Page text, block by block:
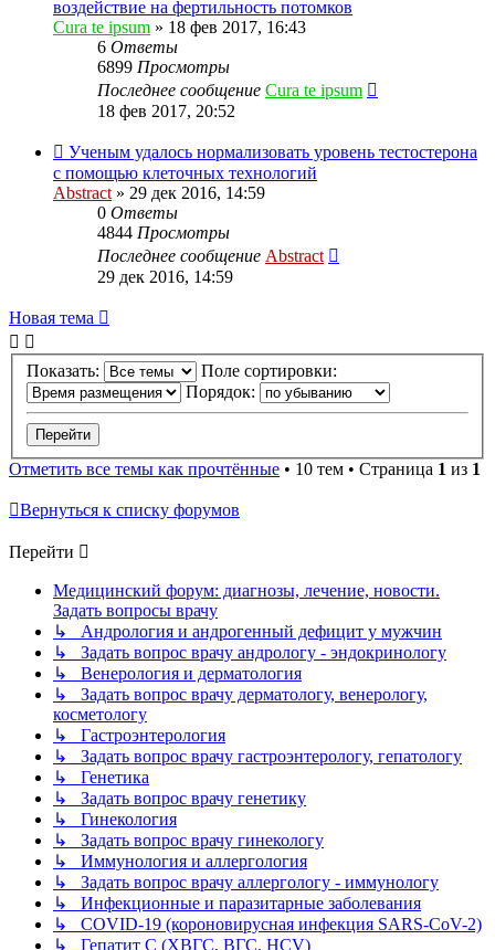
воздействие на фертильность потомков
Cura te ipsum » 18 фев 2017, 16:43
6 Ответы
6899 Просмотры
Последнее сообщение Cura te ipsum
18 фев 2017, 20:52
Ученым удалось нормализовать уровень тестостерона
с помощью клеточных технологий
Abstract » 29 дек 2016, 14:59
0 Ответы
4844 Просмотры
Последнее сообщение Abstract
29 дек 2016, 14:59
Новая тема
Показать:
Поле сортировки:
Порядок:
Отметить все темы как прочтённые • 10 тем • Страница 1 из 1
Вернуться к списку форумов
Перейти
Медицинский форум: диагнозы, лечение, новости.
Задать вопросы врачу
↳ Андрология и андрогенный дефицит у мужчин
↳ Задать вопрос врачу андрологу - эндокринологу
↳ Венерология и дерматология
↳ Задать вопрос врачу дерматологу, венерологу,
косметологу
↳ Гастроэнтерология
↳ Задать вопрос врачу гастроэнтерологу, гепатологу
↳ Генетика
↳ Задать вопрос врачу генетику
↳ Гинекология
↳ Задать вопрос врачу гинекологу
↳ Иммунология и аллергология
↳ Задать вопрос врачу аллергологу - иммунологу
↳ Инфекционные и паразитарные заболевания
↳ COVID-19 (короновирусная инфекция SARS-CoV-2)
↳ Гепатит C (ХВГС, ВГС, HCV)